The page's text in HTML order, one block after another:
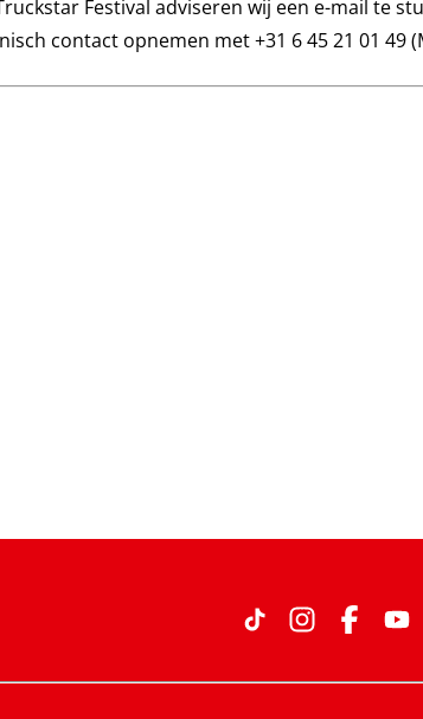
Festival adviseren wij een e-mail te
contact opnemen met +31 6 45 21 01 49